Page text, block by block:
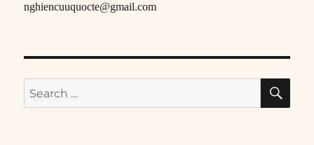
nghiencuuquocte@gmail.com
Search
for: